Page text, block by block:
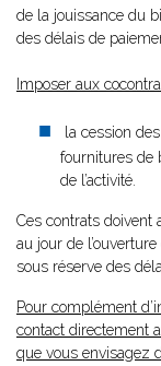
de la jouissance du
des délais de
Imposer aux
la cession
fournitures de
de l’activité.
Ces contrats doivent
au jour de
sous réserve des
Pour complément
contact directement
que vous envisagez